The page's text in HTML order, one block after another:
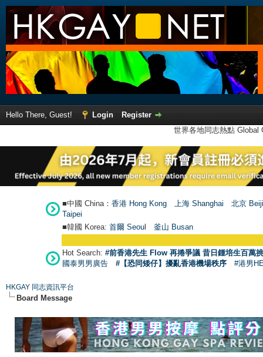
Hello There, Guest! Login
Register
世界各地同志熱點
■中國 China： 香港 Hong Kong 上海 Shanghai
北京
Taipei
■韓國 Korea: 首爾 Seoul 釜山 Busan
Hot Search: #前香港先生 Flow 再捲爭議 昔日鍾培生百萬
國泰男男廣告
#【恐同矮仔】擾亂香港機場秩序 #港男
HKGAY 同志資訊平台
Board Message